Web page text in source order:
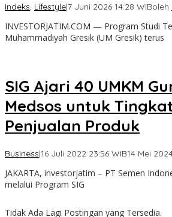
Indeks, Lifestyle|7 Juni 2026 14:28 WIBoleh
INVESTORJATIM.COM — Program Studi
Muhammadiyah Gresik (UM Gresik) terus
SIG Ajari 40 UMKM
Medsos untuk
Penjualan Produk
Business|16 Juli 2022 23:56 WIB14 Mei
JAKARTA, investorjatim – PT Semen
melalui Program SIG
Tidak Ada Lagi Postingan yang Tersedia.